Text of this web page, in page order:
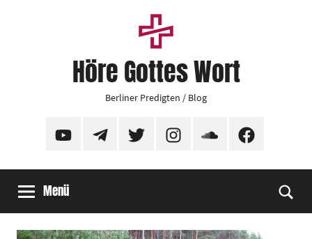
Höre Gottes Wort
Berliner Predigten / Blog
YouTubeTelegramTwitter InstagramSoundCloudFacebook
Menü